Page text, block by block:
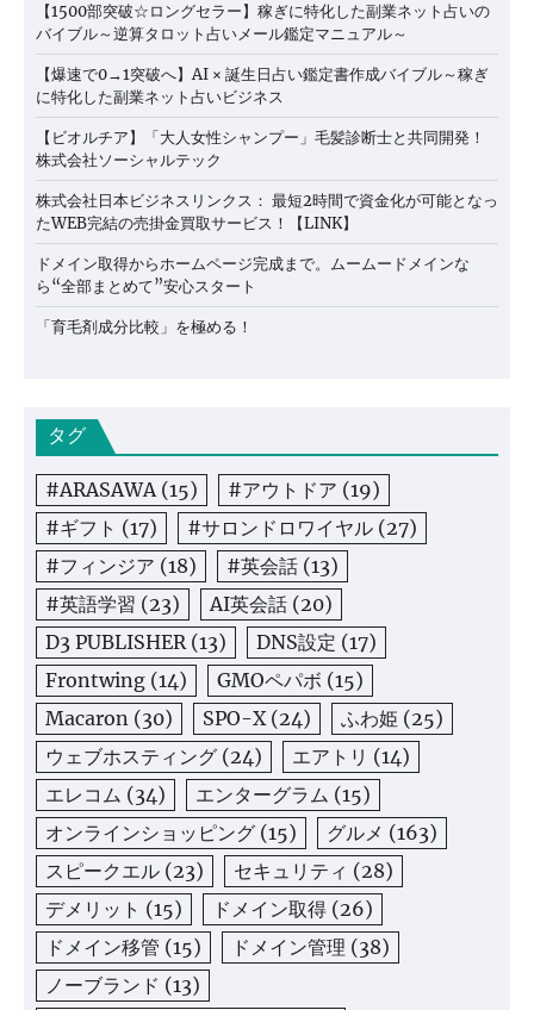
【1500部突破☆ロングセラー】稼ぎに特化した副業ネット占いの
バイブル～逆算タロット占いメール鑑定マニュアル～
【爆速で0→1突破へ】AI × 誕生日占い鑑定書作成バイブル～稼ぎ
に特化した副業ネット占いビジネス
【ビオルチア】「大人女性シャンプー」毛髪診断士と共同開発！
株式会社ソーシャルテック
株式会社日本ビジネスリンクス： 最短2時間で資金化が可能となっ
たWEB完結の売掛金買取サービス！【LINK】
ドメイン取得からホームページ完成まで。ムームードメインな
ら“全部まとめて”安心スタート
「育毛剤成分比較」を極める！
タグ
#ARASAWA(15) #アウトドア (19)
#ギフト (17) #サロンドロワイヤル (27)
#フィンジア (18) #英会話 (13)
#英語学習 (23) AI英会話 (20)
D3 PUBLISHER(13) DNS設定 (17)
Frontwing (14) GMOペパボ (15)
Macaron (30) SPO-X(24) ふわ姫 (25)
ウェブホスティング (24) エアトリ (14)
エレコム (34) エンターグラム (15)
オンラインショッピング (15) グルメ (163)
スピークエル (23) セキュリティ (28)
デメリット (15) ドメイン取得 (26)
ドメイン移管 (15) ドメイン管理 (38)
ノーブランド (13)